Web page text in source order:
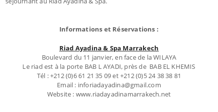
Informations et Réservations :
Riad Ayadina & Spa Marrakech
Boulevard du 11 janvier, en face de la WILAYA
Le riad est à la porte BAB L AYADI, près de BAB EL KHEMIS
Tél : +212 (0)6 61 21 35 09 et +212 (0)5 24 38 38 81
Email : inforiadayadina@gmail.com
Website : www.riadayadinamarrakech.net